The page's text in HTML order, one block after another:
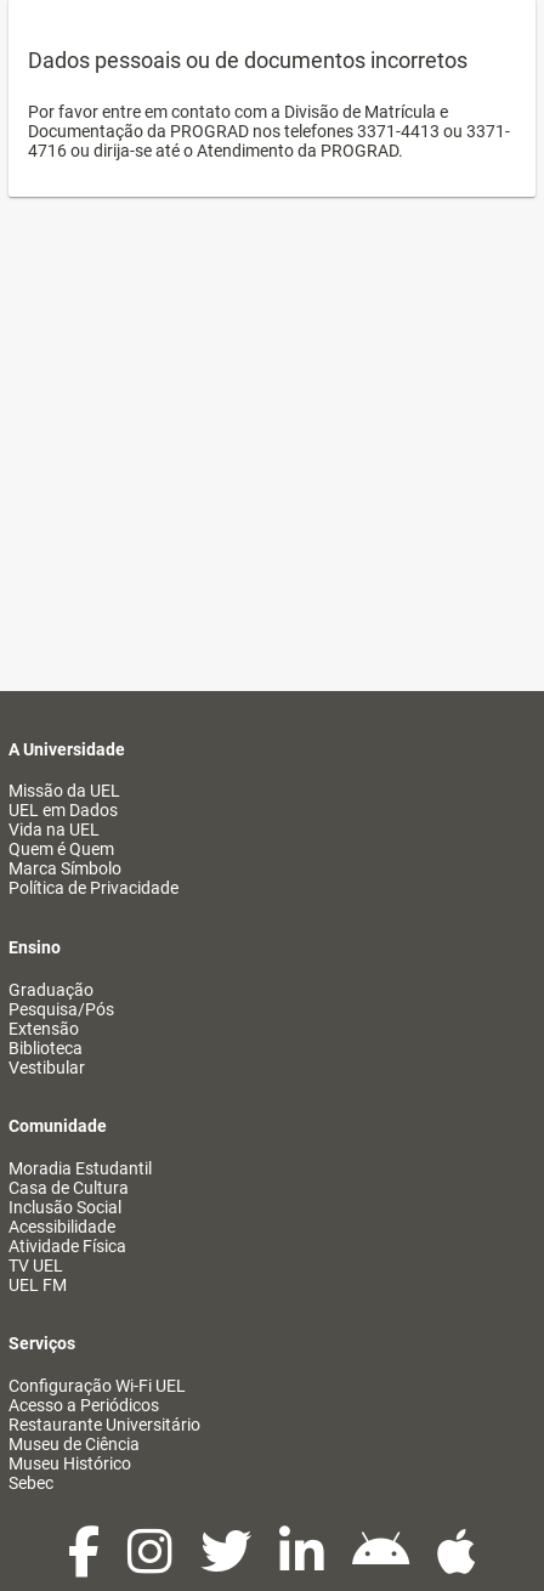
Dados pessoais ou de documentos incorretos
Por favor entre em contato com a Divisão de Matrícula e
Documentação da PROGRAD nos telefones 3371-4413 ou 3371-
4716 ou dirija-se até o Atendimento da PROGRAD.
A Universidade
Missão da UEL
UEL em Dados
Vida na UEL
Quem é Quem
Marca Símbolo
Política de Privacidade
Ensino
Graduação
Pesquisa/Pós
Extensão
Biblioteca
Vestibular
Comunidade
Moradia Estudantil
Casa de Cultura
Inclusão Social
Acessibilidade
Atividade Física
TV UEL
UEL FM
Serviços
Configuração Wi-Fi UEL
Acesso a Periódicos
Restaurante Universitário
Museu de Ciência
Museu Histórico
Sebec